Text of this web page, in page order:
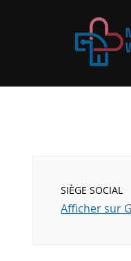
SIÈGE SOCIAL
Afficher sur